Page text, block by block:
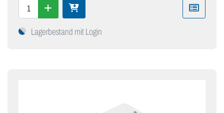
Lagerbestand mit Login